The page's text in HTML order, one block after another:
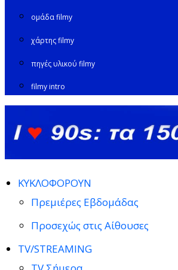
ομάδα filmy
χάρτης filmy
πηγές υλικού filmy
filmy intro
ΚΥΚΛΟΦΟΡΟΥΝ
Πρεμιέρες Εβδομάδας
Προσεχώς στις Αίθουσες
TV/STREAMING